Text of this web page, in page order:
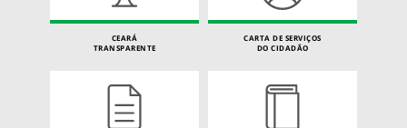
CEARÁ
TRANSPARENTE
CARTA DE SERVIÇOS
DO CIDADÃO